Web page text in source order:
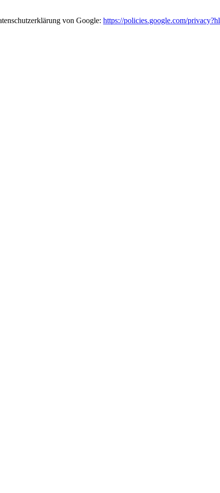
von Google: https://policies.google.com/